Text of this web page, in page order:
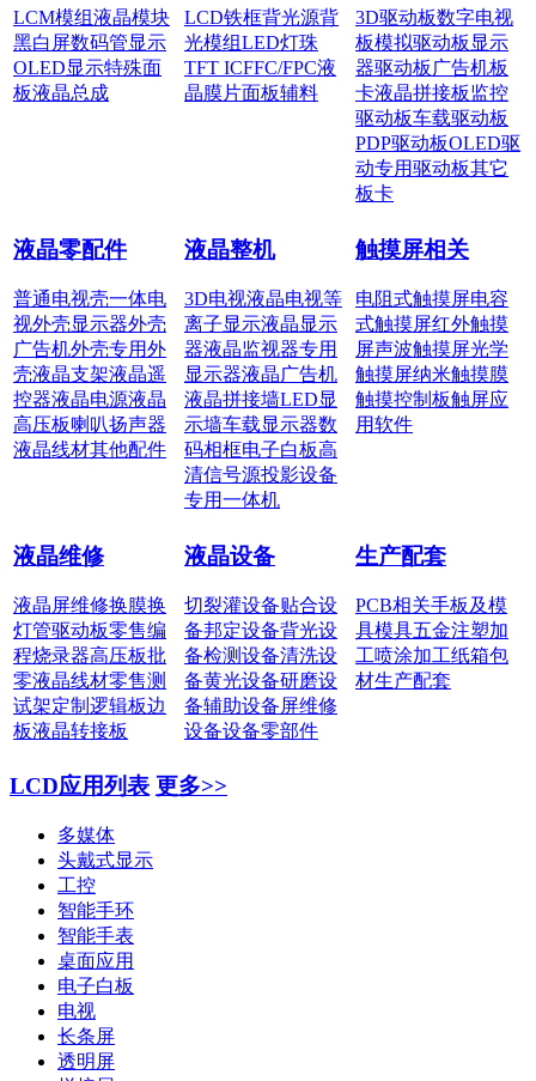
LCM模组液晶模块
黑白屏数码管显示
OLED显示特殊面
板液晶总成
LCD铁框背光源背
光模组LED灯珠
TFT ICFFC/FPC液
晶膜片面板辅料
3D驱动板数字电视
板模拟驱动板 显示
器驱动板广告机板
卡液晶拼接板监控
驱动板车载驱动板
PDP驱动板OLED驱
动专用驱动板其它
板卡
液晶零配件
普通电视壳一体电
视外壳显示器外壳
广告机外壳专用外
壳液晶支架液晶遥
控器液晶电源液晶
高压板喇叭扬声器
液晶线材其他配件
液晶整机
3D电视液晶电视等
离子显示液晶显示
器液晶监视器专用
显示器液晶广告机
液晶拼接墙LED显
示墙车载显示器数
码相框电子白板高
清信号源投影设备
专用一体机
触摸屏相关
电阻式触摸屏电容
式触摸屏红外触摸
屏声波触摸屏光学
触摸屏纳米触摸膜
触摸控制板触屏应
用软件
液晶维修
液晶屏维修换膜换
灯管驱动板零售编
程烧录器高压板批
零液晶线材零售测
试架定制 逻辑板边
板液晶转接板
液晶设备
切裂灌设备贴合设
备邦定设备背光设
备检测设备清洗设
备黄光设备研磨设
备辅助设备屏维修
设备设备零部件
生产配套
PCB相关手板及模
具模具五金注塑加
工喷涂加工纸箱包
材生产配套
LCD应用列表 更多>>
多媒体
头戴式显示
工控
智能手环
智能手表
桌面应用
电子白板
电视
长条屏
透明屏